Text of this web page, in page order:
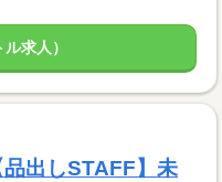
求人）
出しSTAFF】未